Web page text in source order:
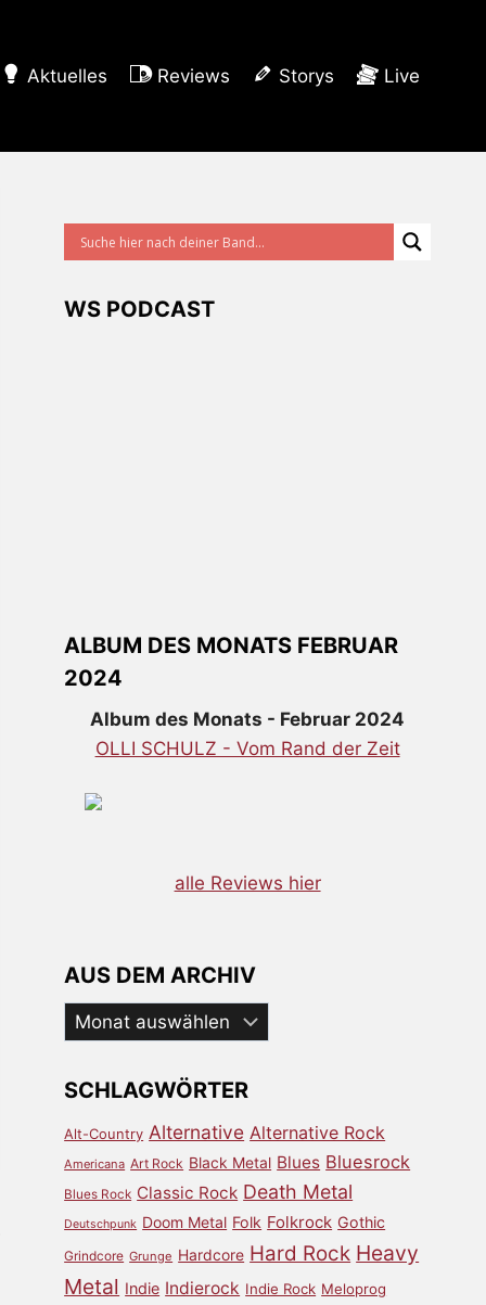
Aktuelles Reviews Storys Live
WS PODCAST
ALBUM DES MONATS FEBRUAR
2024
Album des Monats - Februar 2024
OLLI SCHULZ - Vom Rand der Zeit
alle Reviews hier
AUS DEM ARCHIV
Aus
dem
SCHLAGWÖRTER
Alt-Country Alternative Alternative Rock
Americana Art Rock Black Metal Blues Bluesrock
Blues Rock Classic Rock Death Metal
Deutschpunk Doom Metal Folk Folkrock Gothic
Grindcore Grunge Hardcore Hard Rock Heavy
Metal Indie Indierock Indie Rock Meloprog